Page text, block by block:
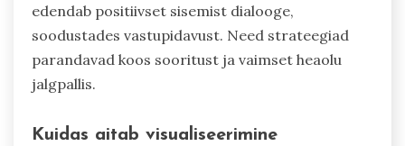
edendab positiivset sisemist dialooge,
soodustades vastupidavust. Need strateegiad
parandavad koos sooritust ja vaimset heaolu
jalgpallis.
Kuidas aitab visualiseerimine